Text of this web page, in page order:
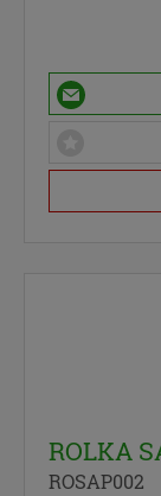
ROLKA
ROSAP002